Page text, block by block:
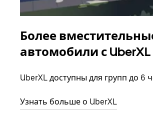
Более
автомобили с UberXL
UberXL доступны для групп до 6
Узнать больше о UberXL